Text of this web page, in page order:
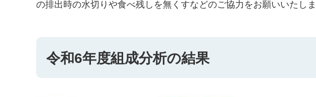
の排出時の水切りや食べ残しを無くすなどのご協力をお願いいたしま
令和6年度組成分析の結果